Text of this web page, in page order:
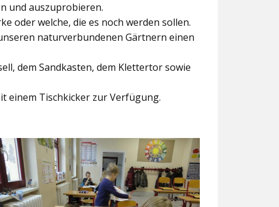
und auszuprobieren.
oder welche, die es noch werden sollen.
naturverbundenen Gärtnern einen
dem Sandkasten, dem Klettertor sowie
einem Tischkicker zur Verfügung.